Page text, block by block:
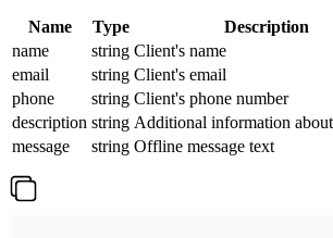
Name Type
Description
name
string Client's name
email
string Client's email
phone
string Client's phone number
description string Additional information
message
string Offline message text